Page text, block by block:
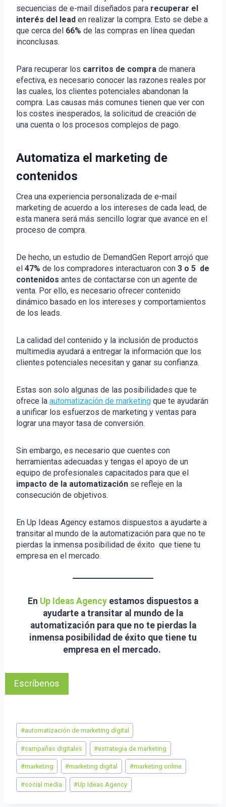
secuencias de e-mail diseñados para recuperar el
interés del lead en realizar la compra. Esto se debe a
que cerca del 66% de las compras en línea quedan
inconclusas.
Para recuperar los carritos de compra de manera
efectiva, es necesario conocer las razones reales por
las cuales, los clientes potenciales abandonan la
compra. Las causas más comunes tienen que ver con
los costes inesperados, la solicitud de creación de
una cuenta o los procesos complejos de pago.
Automatiza el marketing de
contenidos
Crea una experiencia personalizada de e-mail
marketing de acuerdo a los intereses de cada lead, de
esta manera será más sencillo lograr que avance en el
proceso de compra.
De hecho, un estudio de DemandGen Report arrojó que
el 47% de los compradores interactuaron con 3 o 5 de
contenidos antes de contactarse con un agente de
venta. Por ello, es necesario ofrecer contenido
dinámico basado en los intereses y comportamientos
de los leads.
La calidad del contenido y la inclusión de productos
multimedia ayudará a entregar la información que los
clientes potenciales necesitan y ganar su confianza.
Estas son solo algunas de las posibilidades que te
ofrece la automatización de marketing que te ayudarán
a unificar los esfuerzos de marketing y ventas para
lograr una mayor tasa de conversión.
Sin embargo, es necesario que cuentes con
herramientas adecuadas y tengas el apoyo de un
equipo de profesionales capacitados para que el
impacto de la automatización se refleje en la
consecución de objetivos.
En Up Ideas Agency estamos dispuestos a ayudarte a
transitar al mundo de la automatización para que no te
pierdas la inmensa posibilidad de éxito que tiene tu
empresa en el mercado.
En Up Ideas Agency estamos dispuestos a
ayudarte a transitar al mundo de la
automatización para que no te pierdas la
inmensa posibilidad de éxito que tiene tu
empresa en el mercado.
Escríbenos
Etiquetas
de
la
entrada:
#automatización de marketing digital
#campañas digitales #estrategia de marketing
#marketing #marketing digital #marketing online
#social media #Up Ideas Agency